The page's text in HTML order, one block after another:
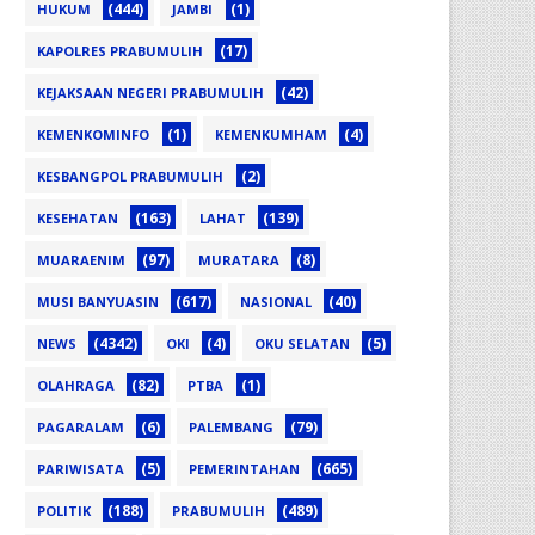
HUKUM (444) JAMBI (1)
KAPOLRES PRABUMULIH (17)
KEJAKSAAN NEGERI PRABUMULIH (42)
KEMENKOMINFO (1) KEMENKUMHAM (4)
KESBANGPOL PRABUMULIH (2)
KESEHATAN (163) LAHAT (139)
MUARAENIM (97) MURATARA (8)
MUSI BANYUASIN (617) NASIONAL (40)
NEWS (4342) OKI (4) OKU SELATAN (5)
OLAHRAGA (82) PTBA (1)
PAGARALAM (6) PALEMBANG (79)
PARIWISATA (5) PEMERINTAHAN (665)
POLITIK (188) PRABUMULIH (489)